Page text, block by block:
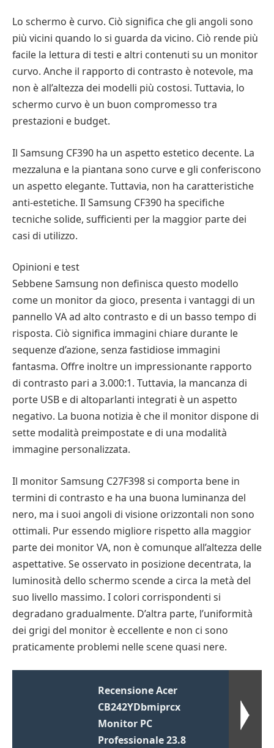
Lo schermo è curvo. Ciò significa che gli angoli sono
più vicini quando lo si guarda da vicino. Ciò rende più
facile la lettura di testi e altri contenuti su un monitor
curvo. Anche il rapporto di contrasto è notevole, ma
non è all’altezza dei modelli più costosi. Tuttavia, lo
schermo curvo è un buon compromesso tra
prestazioni e budget.
Il Samsung CF390 ha un aspetto estetico decente. La
mezzaluna e la piantana sono curve e gli conferiscono
un aspetto elegante. Tuttavia, non ha caratteristiche
anti-estetiche. Il Samsung CF390 ha specifiche
tecniche solide, sufficienti per la maggior parte dei
casi di utilizzo.
Opinioni e test
Sebbene Samsung non definisca questo modello
come un monitor da gioco, presenta i vantaggi di un
pannello VA ad alto contrasto e di un basso tempo di
risposta. Ciò significa immagini chiare durante le
sequenze d’azione, senza fastidiose immagini
fantasma. Offre inoltre un impressionante rapporto
di contrasto pari a 3.000:1. Tuttavia, la mancanza di
porte USB e di altoparlanti integrati è un aspetto
negativo. La buona notizia è che il monitor dispone di
sette modalità preimpostate e di una modalità
immagine personalizzata.
Il monitor Samsung C27F398 si comporta bene in
termini di contrasto e ha una buona luminanza del
nero, ma i suoi angoli di visione orizzontali non sono
ottimali. Pur essendo migliore rispetto alla maggior
parte dei monitor VA, non è comunque all’altezza delle
aspettative. Se osservato in posizione decentrata, la
luminosità dello schermo scende a circa la metà del
suo livello massimo. I colori corrispondenti si
degradano gradualmente. D’altra parte, l’uniformità
dei grigi del monitor è eccellente e non ci sono
praticamente problemi nelle scene quasi nere.
Recensione Acer
CB242YDbmiprcx
Monitor PC
Professionale 23.8